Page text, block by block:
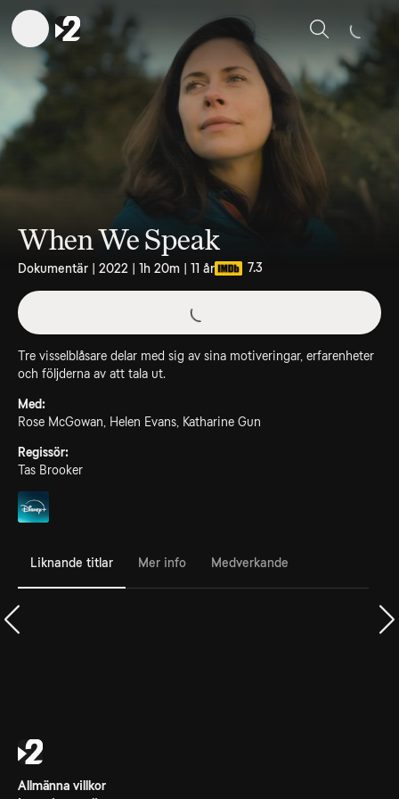
Sök
When We Speak
Dokumentär | 2022 | 1h 20m | 11 år 7.3
Tre visselblåsare delar med sig av sina motiveringar, erfarenheter
och följderna av att tala ut.
Med:
Rose McGowan, Helen Evans, Katharine Gun
Regissör:
Tas Brooker
Liknande titlar Mer info Medverkande
Allmänna villkor